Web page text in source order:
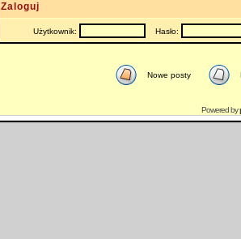
Zaloguj
Użytkownik: Hasło:
Nowe posty
Powered by